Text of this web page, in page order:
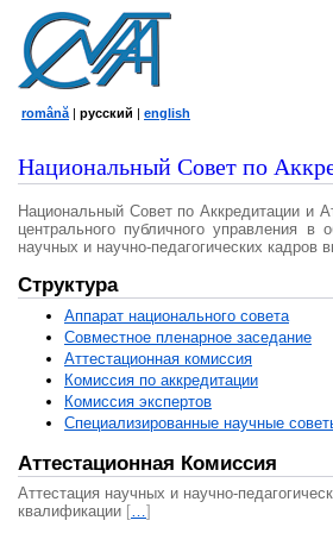
română | русский | english
Национальный Совет по
Национальный Совет по Аккредитации и
центрального публичного управления в
научных и научно-педагогических кадров
Структура
Аппарат национального совета
Совместное пленарное заседание
Аттестационная комисcия
Комиссия по аккредитации
Комиссия экспертов
Специализированные научные
Аттестационная Комиссия
Аттестация научных и научно-
квалификации […]